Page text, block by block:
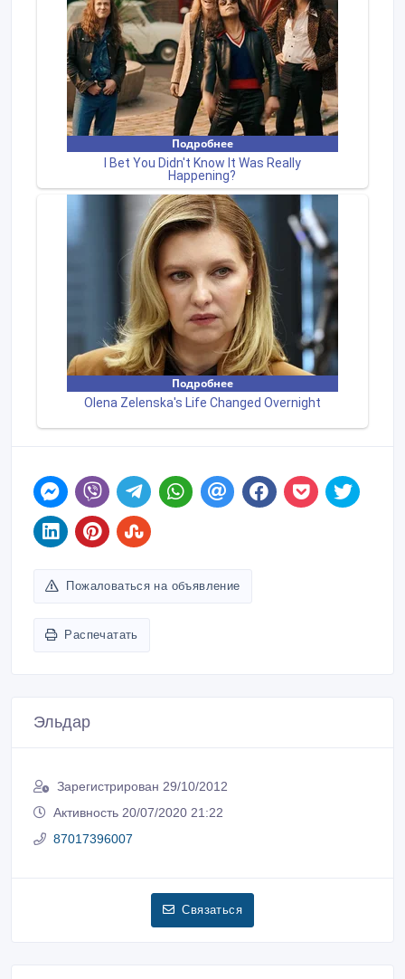
Пожаловаться на объявление
Распечатать
Эльдар
Зарегистрирован 29/10/2012
Активность 20/07/2020 21:22
87017396007
Связаться